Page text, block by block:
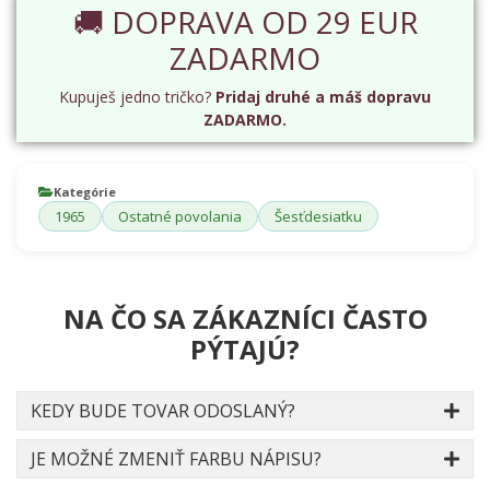
🚚 DOPRAVA OD 29 EUR
ZADARMO
Kupuješ jedno tričko? Pridaj druhé a máš dopravu
ZADARMO.
Kategórie
1965 Ostatné povolania Šesťdesiatku
NA ČO SA ZÁKAZNÍCI ČASTO
PÝTAJÚ?
KEDY BUDE TOVAR ODOSLANÝ?
JE MOŽNÉ ZMENIŤ FARBU NÁPISU?